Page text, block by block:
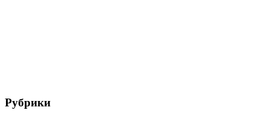
Рубрики